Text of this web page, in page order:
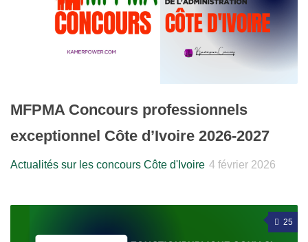
MFPMA Concours professionnels
exceptionnel Côte d’Ivoire 2026-2027
Actualités sur les concours Côte d'Ivoire 4 février 2026
25